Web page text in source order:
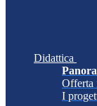
Didattica
Offerta
I